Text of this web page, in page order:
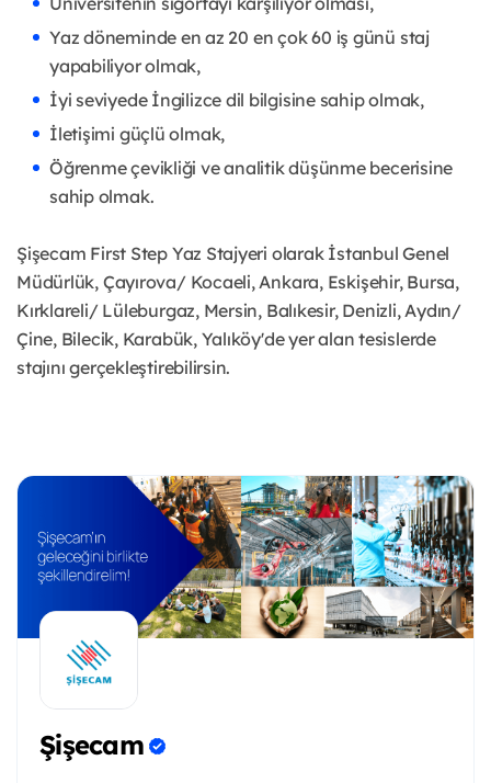
Yaz döneminde en az 20 en çok 60 iş günü staj
yapabiliyor olmak,
İyi seviyede İngilizce dil bilgisine sahip olmak,
İletişimi güçlü olmak,
Öğrenme çevikliği ve analitik düşünme becerisine
sahip olmak.
Şişecam First Step Yaz Stajyeri olarak İstanbul Genel
Müdürlük, Çayırova/ Kocaeli, Ankara, Eskişehir, Bursa,
Kırklareli/ Lüleburgaz, Mersin, Balıkesir, Denizli, Aydın/
Çine, Bilecik, Karabük, Yalıköy'de yer alan tesislerde
stajını gerçekleştirebilirsin.
Şişecam